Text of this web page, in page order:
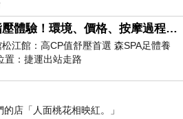
完全修復。
白陪葬
招牌森雞湯課程腳底+指壓體驗！環境、價格、按摩過程全紀錄，森SPA足體養生館松江館最新價格表
江館：高CP值舒壓首選 森SPA足體養
置：捷運出站走路
的店「人面桃花相映紅。」